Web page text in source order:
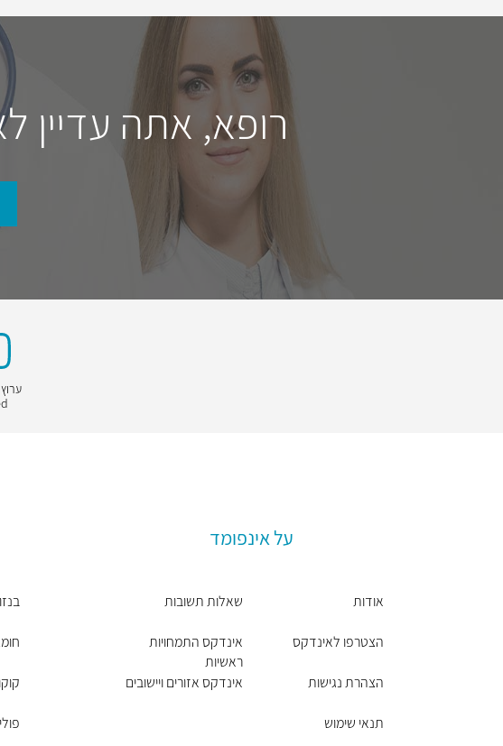
רופא, אתה עדיין
על אינפומד
אודות
הצטרפו לאינדקס
הצהרת נגישות
תנאי שימוש
שאלות תשובות
אינדקס התמחויות
ראשיות
אינדקס אזורים ויישובים